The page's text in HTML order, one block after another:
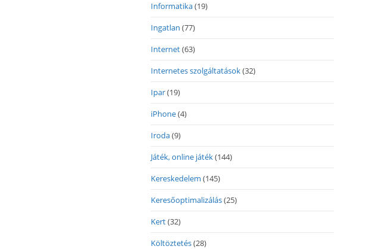
Informatika(19)
Ingatlan (77)
Internet(63)
Internetes szolgáltatások(32)
Ipar(19)
iPhone(4)
Iroda(9)
Játék, online játék(144)
Kereskedelem (145)
Keresőoptimalizálás(25)
Kert(32)
Költöztetés(28)